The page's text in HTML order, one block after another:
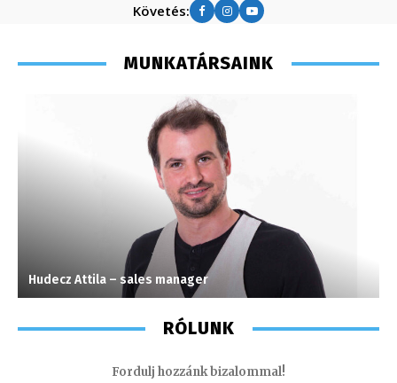
Követés:
MUNKATÁRSAINK
Hudecz Attila – sales manager
RÓLUNK
Fordulj hozzánk bizalommal!